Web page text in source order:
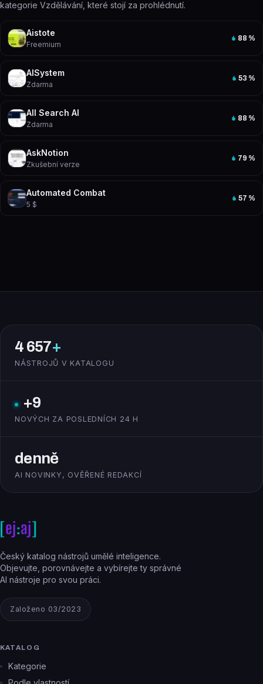
kategorie Vzdělávání, které stojí za prohlédnutí.
Aistote
Freemium
88 %
AISystem
Zdarma
53 %
All Search AI
Zdarma
88 %
AskNotion
Zkušební verze
79 %
Automated Combat
5 $
57 %
4 657+
NÁSTROJŮ V KATALOGU
+9
NOVÝCH ZA POSLEDNÍCH 24 H
denně
AI NOVINKY, OVĚŘENÉ REDAKCÍ
Český katalog nástrojů umělé inteligence.
Objevujte, porovnávejte a vybírejte ty správné
AI nástroje pro svou práci.
Založeno 03/2023
KATALOG
Kategorie